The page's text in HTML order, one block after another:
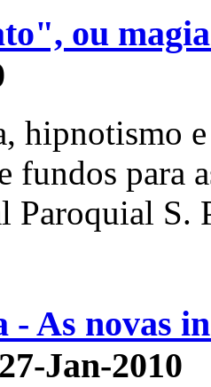
ou
hipnotismo
fundos para
Paroquial S.
- As novas
Jan-2010